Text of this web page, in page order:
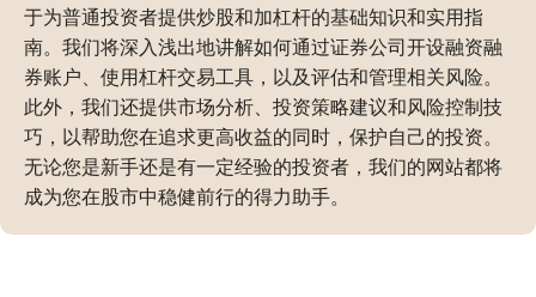
于为普通投资者提供炒股和加杠杆的基础知识和实用指
南。我们将深入浅出地讲解如何通过证券公司开设融资融
券账户、使用杠杆交易工具，以及评估和管理相关风险。
此外，我们还提供市场分析、投资策略建议和风险控制技
巧，以帮助您在追求更高收益的同时，保护自己的投资。
无论您是新手还是有一定经验的投资者，我们的网站都将
成为您在股市中稳健前行的得力助手。